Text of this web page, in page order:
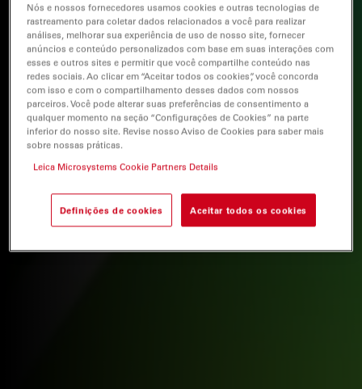
Nós e nossos fornecedores usamos cookies e outras tecnologias de
rastreamento para coletar dados relacionados a você para realizar
análises, melhorar sua experiência de uso de nosso site, fornecer
anúncios e conteúdo personalizados com base em suas interações com
esses e outros sites e permitir que você compartilhe conteúdo nas
redes sociais. Ao clicar em “Aceitar todos os cookies”, você concorda
com isso e com o compartilhamento desses dados com nossos
parceiros. Você pode alterar suas preferências de consentimento a
qualquer momento na seção “Configurações de Cookies” na parte
inferior do nosso site. Revise nosso Aviso de Cookies para saber mais
sobre nossas práticas.
Leica Microsystems Cookie Partners Details
Definições de cookies Aceitar todos os cookies